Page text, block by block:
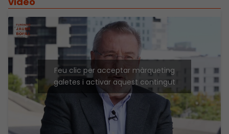
Feu clic per acceptar màrqueting
galetes i activar aquest contingut